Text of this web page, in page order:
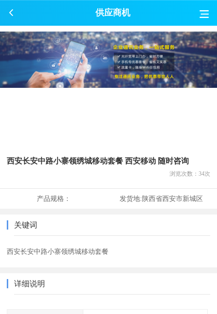
供应商机
西安长安中路小寨领绣城移动套餐 西安移动 随时咨询
浏览次数： 34次
产品规格： 发货地:陕西省西安市新城区
关键词
西安长安中路小寨领绣城移动套餐
详细说明